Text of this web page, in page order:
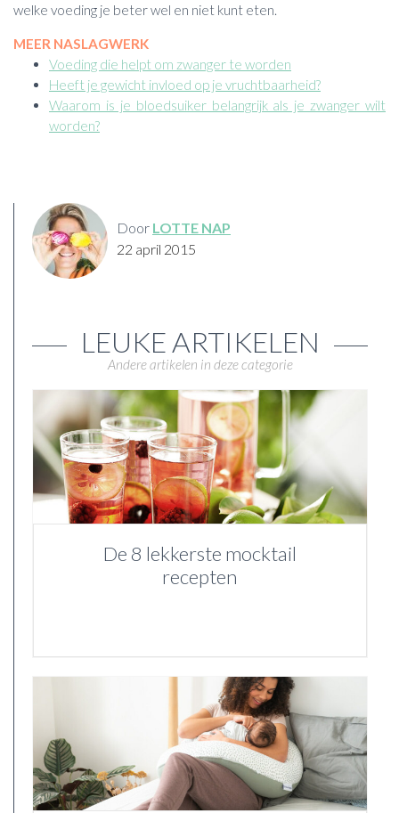
welke voeding je beter wel en niet kunt eten.
MEER NASLAGWERK
Voeding die helpt om zwanger te worden
Heeft je gewicht invloed op je vruchtbaarheid?
Waarom is je bloedsuiker belangrijk als je zwanger wilt
worden?
Door LOTTE NAP
22 april 2015
LEUKE ARTIKELEN
Andere artikelen in deze categorie
De 8 lekkerste mocktail
recepten